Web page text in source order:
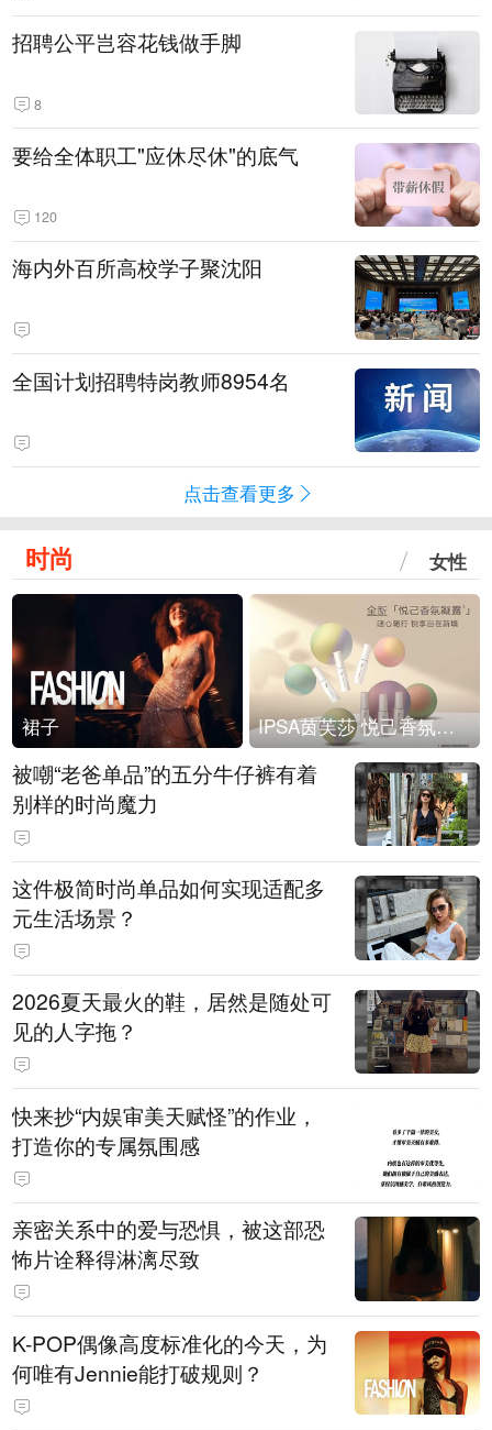
招聘公平岂容花钱做手脚
8
要给全体职工"应休尽休"的底气
120
海内外百所高校学子聚沈阳
全国计划招聘特岗教师8954名
点击查看更多
时尚 女性
裙子 IPSA茵芙莎 悦己香氛凝露上市
被嘲“老爸单品”的五分牛仔裤有着
别样的时尚魔力
这件极简时尚单品如何实现适配多
元生活场景？
2026夏天最火的鞋，居然是随处可
见的人字拖？
快来抄“内娱审美天赋怪”的作业，
打造你的专属氛围感
亲密关系中的爱与恐惧，被这部恐
怖片诠释得淋漓尽致
K-POP偶像高度标准化的今天，为
何唯有Jennie能打破规则？